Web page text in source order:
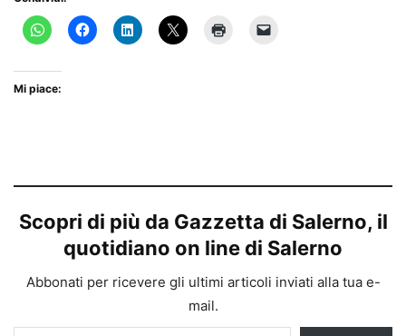
Mi piace:
Scopri di più da Gazzetta di Salerno, il
quotidiano on line di Salerno
Abbonati per ricevere gli ultimi articoli inviati alla tua e-
mail.
Digita la tua e-mail...